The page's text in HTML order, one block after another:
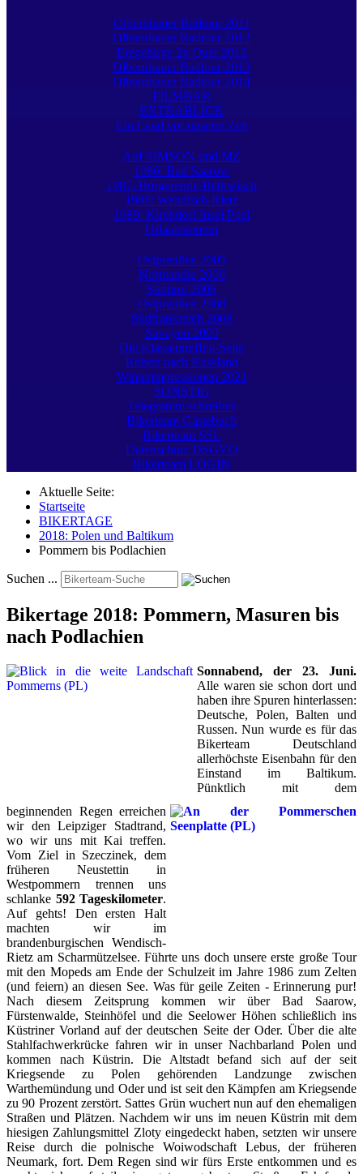
Olbernhauer Radtour 2011
Olbernhauer Radtour 2012
Erzgebirge 2x Quer 2012
Olbernhauer Radtour 2013
Olbernhauer Radtour 2014
FILMBAR
EXTRABLICK
Ein Land vor unserer Zeit
Auf SIMSON und MZ
1986: Bad Saarow
1987: Börgerende-Rethwisch
1988: Wendisch-Rietz
1989: Kirchdorf Insel Poel
Urlaubstouren
Ostpreußen 2005
Normandie 2006
Südtirol 2006
Ostpreußen 2008
Südfrankreich 2008
Savoyen 2009
Die Klassentreffen-Seite
Reisen nach Russland
Winterimpressionen 2021
SONSTIG
Telegramm schreiben
Bikerteam Gästebuch
Bikerteam SSL
Datenschutz DSGVO
Bikerteam LOGIN
Aktuelle Seite:
Startseite
BIKERTAGE
2018: Polen und Baltikum
Pommern bis Podlachien
Suchen ...
Bikertage 2018: Pommern, Masuren bis
nach Podlachien
Sonnabend, der 23. Juni.
Alle waren sie schon dort und
haben ihre Spuren hinterlassen:
Deutsche, Polen, Balten und
Russen. Nun wurde es für das
Bikerteam Deutschland
allerhöchste Eisenbahn für den
Einstand im Baltikum.
Pünktlich mit dem
beginnenden Regen erreichen
wir den Leipziger Stadtrand,
wo wir uns mit Kai treffen.
Vom Ziel in Szeczinek, dem
früheren Neustettin in
Westpommern trennen uns
schlanke 592 Tageskilometer.
Auf gehts! Den ersten Halt
machten wir im
brandenburgischen Wendisch-
Rietz am Scharmützelsee. Führte uns doch unsere erste große Tour
mit den Mopeds am Ende der Schulzeit im Jahre 1986 zum Zelten
(und feiern) an diesen See. Was für geile Zeiten - Erinnerung pur!
Nach diesem Zeitsprung kommen wir über Bad Saarow,
Fürstenwalde, Steinhöfel und die Seelower Höhen schließlich ins
Küstriner Vorland auf der deutschen Seite der Oder. Über die alte
Stahlfachwerkrücke fahren wir in unser Nachbarland Polen und
kommen nach Küstrin. Die Altstadt befand sich auf der seit
Kriegsende zu Polen gehörenden Landzunge zwischen
Warthemündung und Oder und ist seit den Kämpfen am Kriegsende
zu 90 Prozent zerstört. Sattes Grün wuchert nun auf den ehemaligen
Straßen und Plätzen. Nachdem wir uns im neuen Küstrin mit dem
hiesigen Zahlungsmittel Zloty eingedeckt haben, setzten wir unsere
Reise durch die polnische Woiwodschaft Lebus, der früheren
Neumark, fort. Dem Regen sind wir fürs Erste entkommen und es